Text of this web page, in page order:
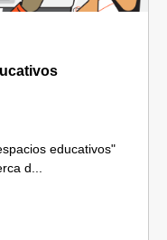
educativos"
d...